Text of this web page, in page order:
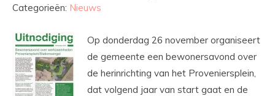
Categorieën: Nieuws
Op donderdag 26 november organiseert
de gemeente een bewonersavond over
de herinrichting van het Proveniersplein,
dat volgend jaar van start gaat en de